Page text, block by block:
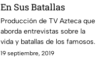
En Sus Batallas
Producción de TV Azteca que
aborda entrevistas sobre la
vida y batallas de los famosos.
19 septiembre, 2019